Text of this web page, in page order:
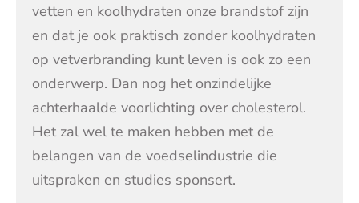
vetten en koolhydraten onze brandstof zijn
en dat je ook praktisch zonder koolhydraten
op vetverbranding kunt leven is ook zo een
onderwerp. Dan nog het onzindelijke
achterhaalde voorlichting over cholesterol.
Het zal wel te maken hebben met de
belangen van de voedselindustrie die
uitspraken en studies sponsert.